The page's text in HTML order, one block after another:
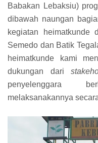
Babakan Lebaksiu)
dibawah naungan
kegiatan heimatkunde
Semedo dan Batik
heimatkunde kami
dukungan dari
penyelenggara
melaksanakannya